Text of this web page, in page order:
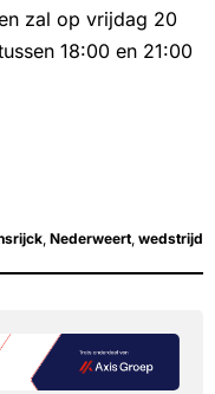
zal op vrijdag 20
18:00 en 21:00
Nederweert wedstrijd